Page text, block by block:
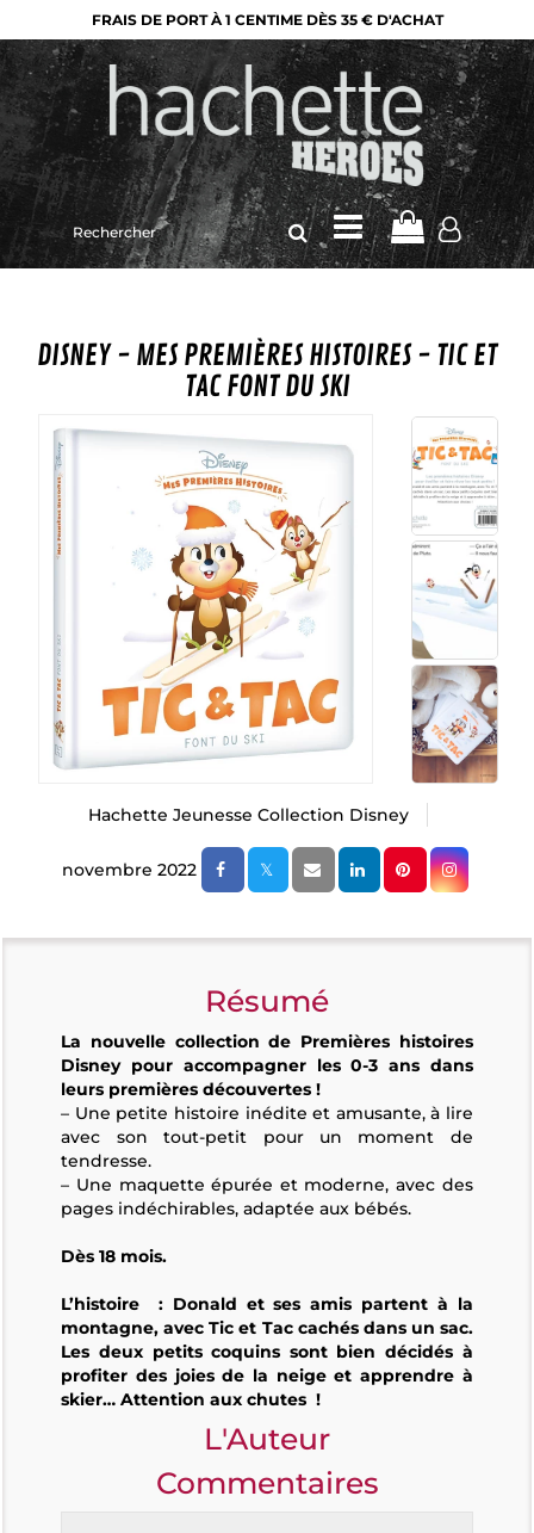
FRAIS DE PORT À 1 CENTIME DÈS 35 € D'ACHAT
Rechercher
sur
le
DISNEY - MES PREMIÈRES HISTOIRES - TIC ET
TAC FONT DU SKI
Hachette Jeunesse Collection Disney
novembre 2022
Résumé
La nouvelle collection de Premières histoires
Disney pour accompagner les 0-3 ans dans
leurs premières découvertes !
– Une petite histoire inédite et amusante, à lire
avec son tout-petit pour un moment de
tendresse.
– Une maquette épurée et moderne, avec des
pages indéchirables, adaptée aux bébés.
Dès 18 mois.
L’histoire : Donald et ses amis partent à la
montagne, avec Tic et Tac cachés dans un sac.
Les deux petits coquins sont bien décidés à
profiter des joies de la neige et apprendre à
skier… Attention aux chutes !
L'Auteur
Commentaires